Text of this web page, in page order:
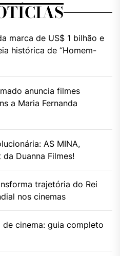
marca de US$ 1 bilhão e
histórica de “Homem-
anuncia filmes
a Maria Fernanda
AS MINA,
Duanna Filmes!
trajetória do Rei
nos cinemas
cinema: guia completo